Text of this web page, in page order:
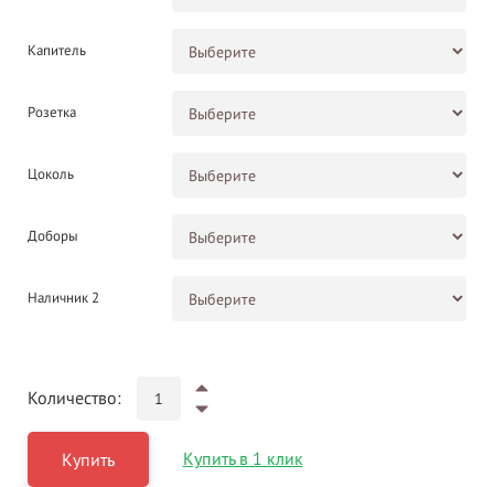
Капитель
Розетка
Цоколь
Доборы
Наличник 2
Количество:
Купить Купить в 1 клик